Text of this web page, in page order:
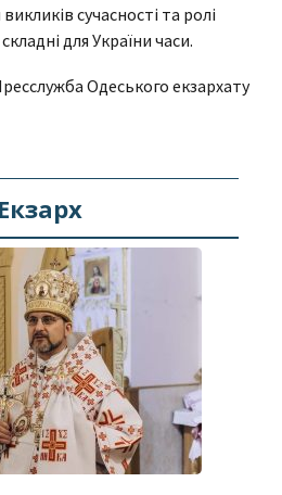
сучасності та ролі
для України часи.
Одеського екзархату
Екзарх